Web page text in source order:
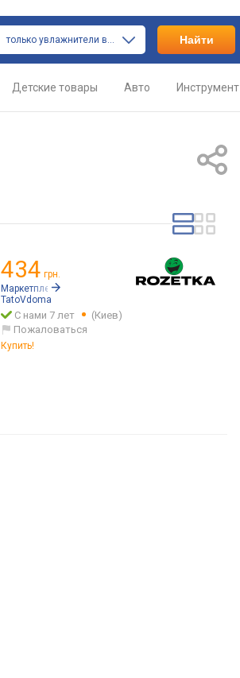
только увлажнители воздуха Найти
Детские товары Авто Инструмент
434 грн.
Маркетплейс:
TatoVdoma
С нами 7 лет
(Киев)
Пожаловаться
Купить!